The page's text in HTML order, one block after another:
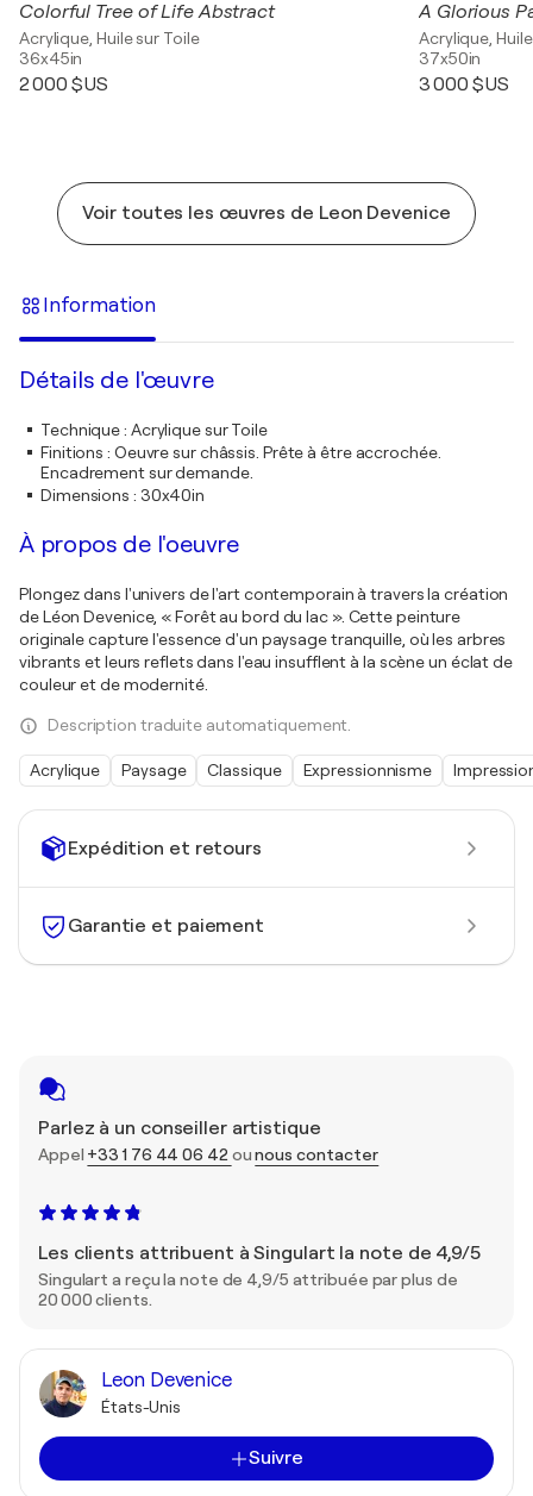
Expédition et retours
Garantie et paiement
Parlez à un conseiller artistique
Appel +33 1 76 44 06 42 ounous contacter
Les clients attribuent à Singulart la note de 4,9/5
Singulart a reçu la note de 4,9/5 attribuée par plus de
20 000 clients.
Leon Devenice
États-Unis
Suivre
Colorful Tree of Life Abstract
Acrylique, Huile sur Toile
36x45in
2 000 $US
A Glorious
Acrylique,
37x50in
3 000 $US
Voir toutes les œuvres de Leon Devenice
Information
Détails de l'œuvre
Technique: Acrylique sur Toile
Finitions : Oeuvre sur châssis. Prête à être accrochée.
Encadrement sur demande.
Dimensions : 30x40in
À propos de l'oeuvre
Plongez dans l'univers de l'art contemporain à travers la création
de Léon Devenice, « Forêt au bord du lac ». Cette peinture
originale capture l'essence d'un paysage tranquille, où les arbres
vibrants et leurs reflets dans l'eau insufflent à la scène un éclat de
couleur et de modernité.
Description traduite automatiquement.
Acrylique Paysage Classique Expressionnisme